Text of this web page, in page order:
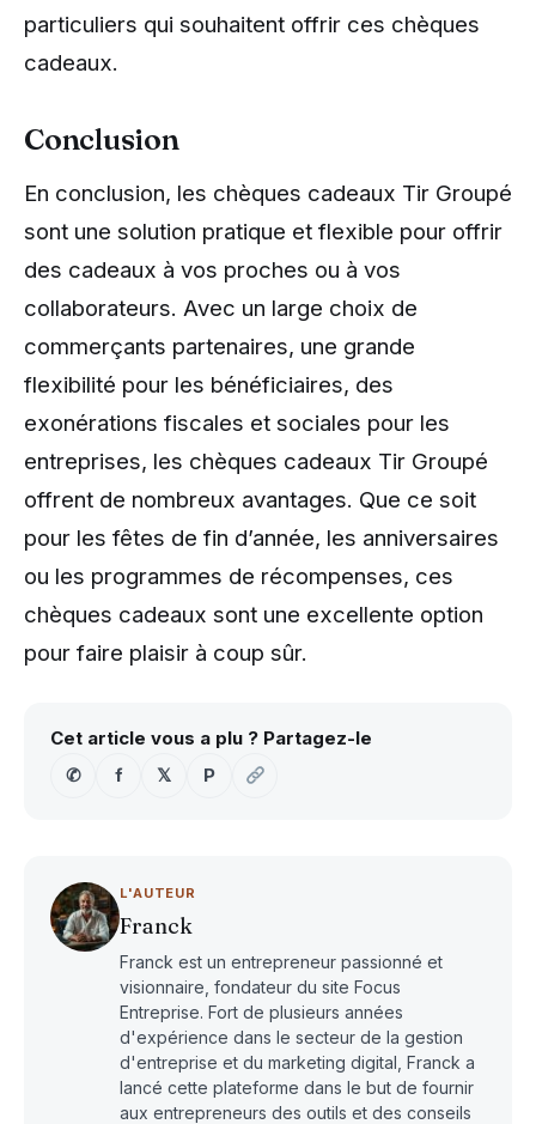
particuliers qui souhaitent offrir ces chèques
cadeaux.
Conclusion
En conclusion, les chèques cadeaux Tir Groupé
sont une solution pratique et flexible pour offrir
des cadeaux à vos proches ou à vos
collaborateurs. Avec un large choix de
commerçants partenaires, une grande
flexibilité pour les bénéficiaires, des
exonérations fiscales et sociales pour les
entreprises, les chèques cadeaux Tir Groupé
offrent de nombreux avantages. Que ce soit
pour les fêtes de fin d’année, les anniversaires
ou les programmes de récompenses, ces
chèques cadeaux sont une excellente option
pour faire plaisir à coup sûr.
Cet article vous a plu ? Partagez-le
✆
f 𝕏 P
L'AUTEUR
Franck
Franck est un entrepreneur passionné et
visionnaire, fondateur du site Focus
Entreprise. Fort de plusieurs années
d'expérience dans le secteur de la gestion
d'entreprise et du marketing digital, Franck a
lancé cette plateforme dans le but de fournir
aux entrepreneurs des outils et des conseils